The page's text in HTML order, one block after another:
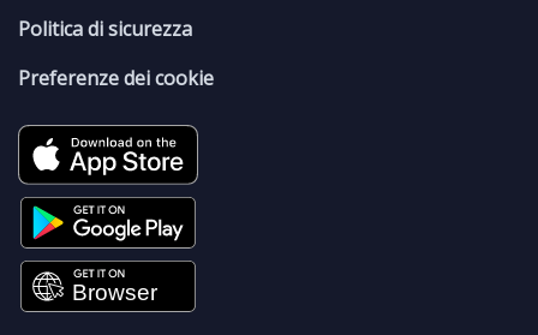
Politica di sicurezza
Preferenze dei cookie